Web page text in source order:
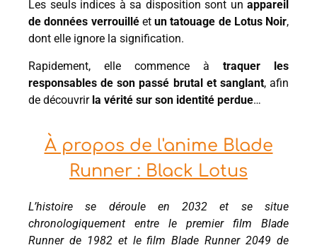
Les seuls indices à sa disposition sont un appareil
de données verrouilléet un tatouage de Lotus Noir,
dont elle ignore la signification.
Rapidement, elle commence à traquer les
responsables de son passé brutal et sanglant, afin
de découvrir la vérité sur son identité perdue…
À propos de l'anime Blade
Runner : Black Lotus
L’histoire se déroule en 2032 et se situe
chronologiquement entre le premier film Blade
Runner de 1982 et le film Blade Runner 2049 de